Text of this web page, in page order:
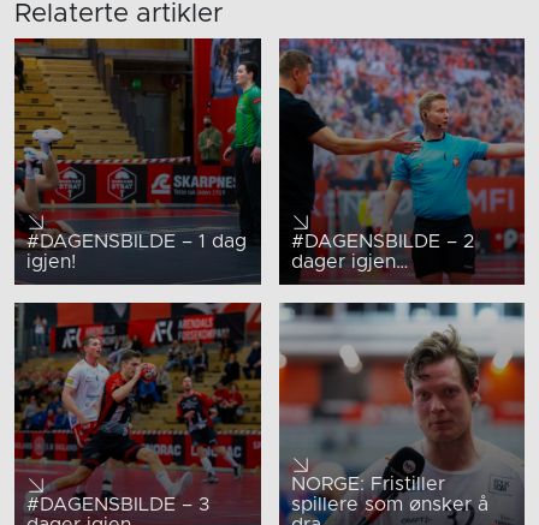
Relaterte artikler
#DAGENSBILDE – 1 dag
igjen!
#DAGENSBILDE – 2
dager igjen…
#DAGENSBILDE – 3
NORGE: Fristiller
spillere som ønsker å